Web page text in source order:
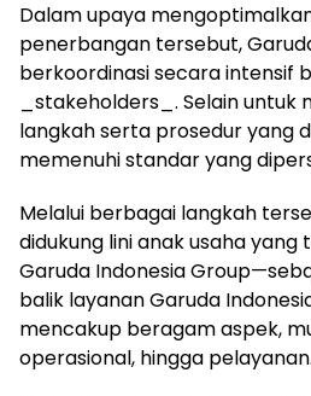
Dalam upaya
penerbangan tersebut,
berkoordinasi secara intensif
_stakeholders_. Selain untuk
langkah serta prosedur yang
memenuhi standar yang
Melalui berbagai langkah
didukung lini anak usaha
Garuda Indonesia
balik layanan Garuda
mencakup beragam aspek,
operasional, hingga pelayanan.